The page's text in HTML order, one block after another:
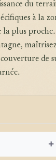
du
à la
la plus proche.
de
+